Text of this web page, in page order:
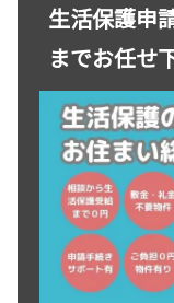
生活保護申
までお任せ